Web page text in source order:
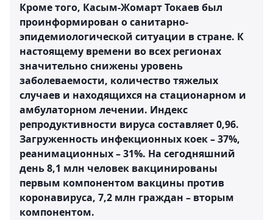
Кроме того, Касым-Жомарт Токаев был
проинформирован о санитарно-
эпидемиологической ситуации в стране. К
настоящему времени во всех регионах
значительно снижены уровень
заболеваемости, количество тяжелых
случаев и находящихся на стационарном и
амбулаторном лечении. Индекс
репродуктивности вируса составляет 0,96.
Загруженность инфекционных коек – 37%,
реанимационных – 31%. На сегодняшний
день 8,1 млн человек вакцинированы
первым компонентом вакцины против
коронавируса, 7,2 млн граждан – вторым
компонентом.